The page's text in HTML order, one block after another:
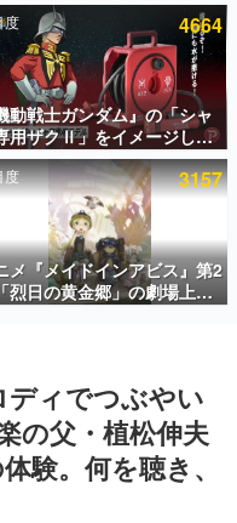
ング
ジビュー数万以上！ などな
電ファミ渾身の“殿堂入り”記
々に製作時のエピソードをお
。『赫本』は、〈試験問題〉
です。
度 4664
動戦士ガンダム』の「シャ
用ザクⅡ」をイメージした
ホースリールが予約開始。
にはシャアのパーソナルマ
やジオン公国軍のエンブレ
型式番号などを配置
度 3157
メ『メイドインアビス』第2
烈日の黄金郷」の劇場上映
定！レグ役・伊瀬茉莉也さ
ディでつぶやい
の父・植松伸夫
験。何を聴き、